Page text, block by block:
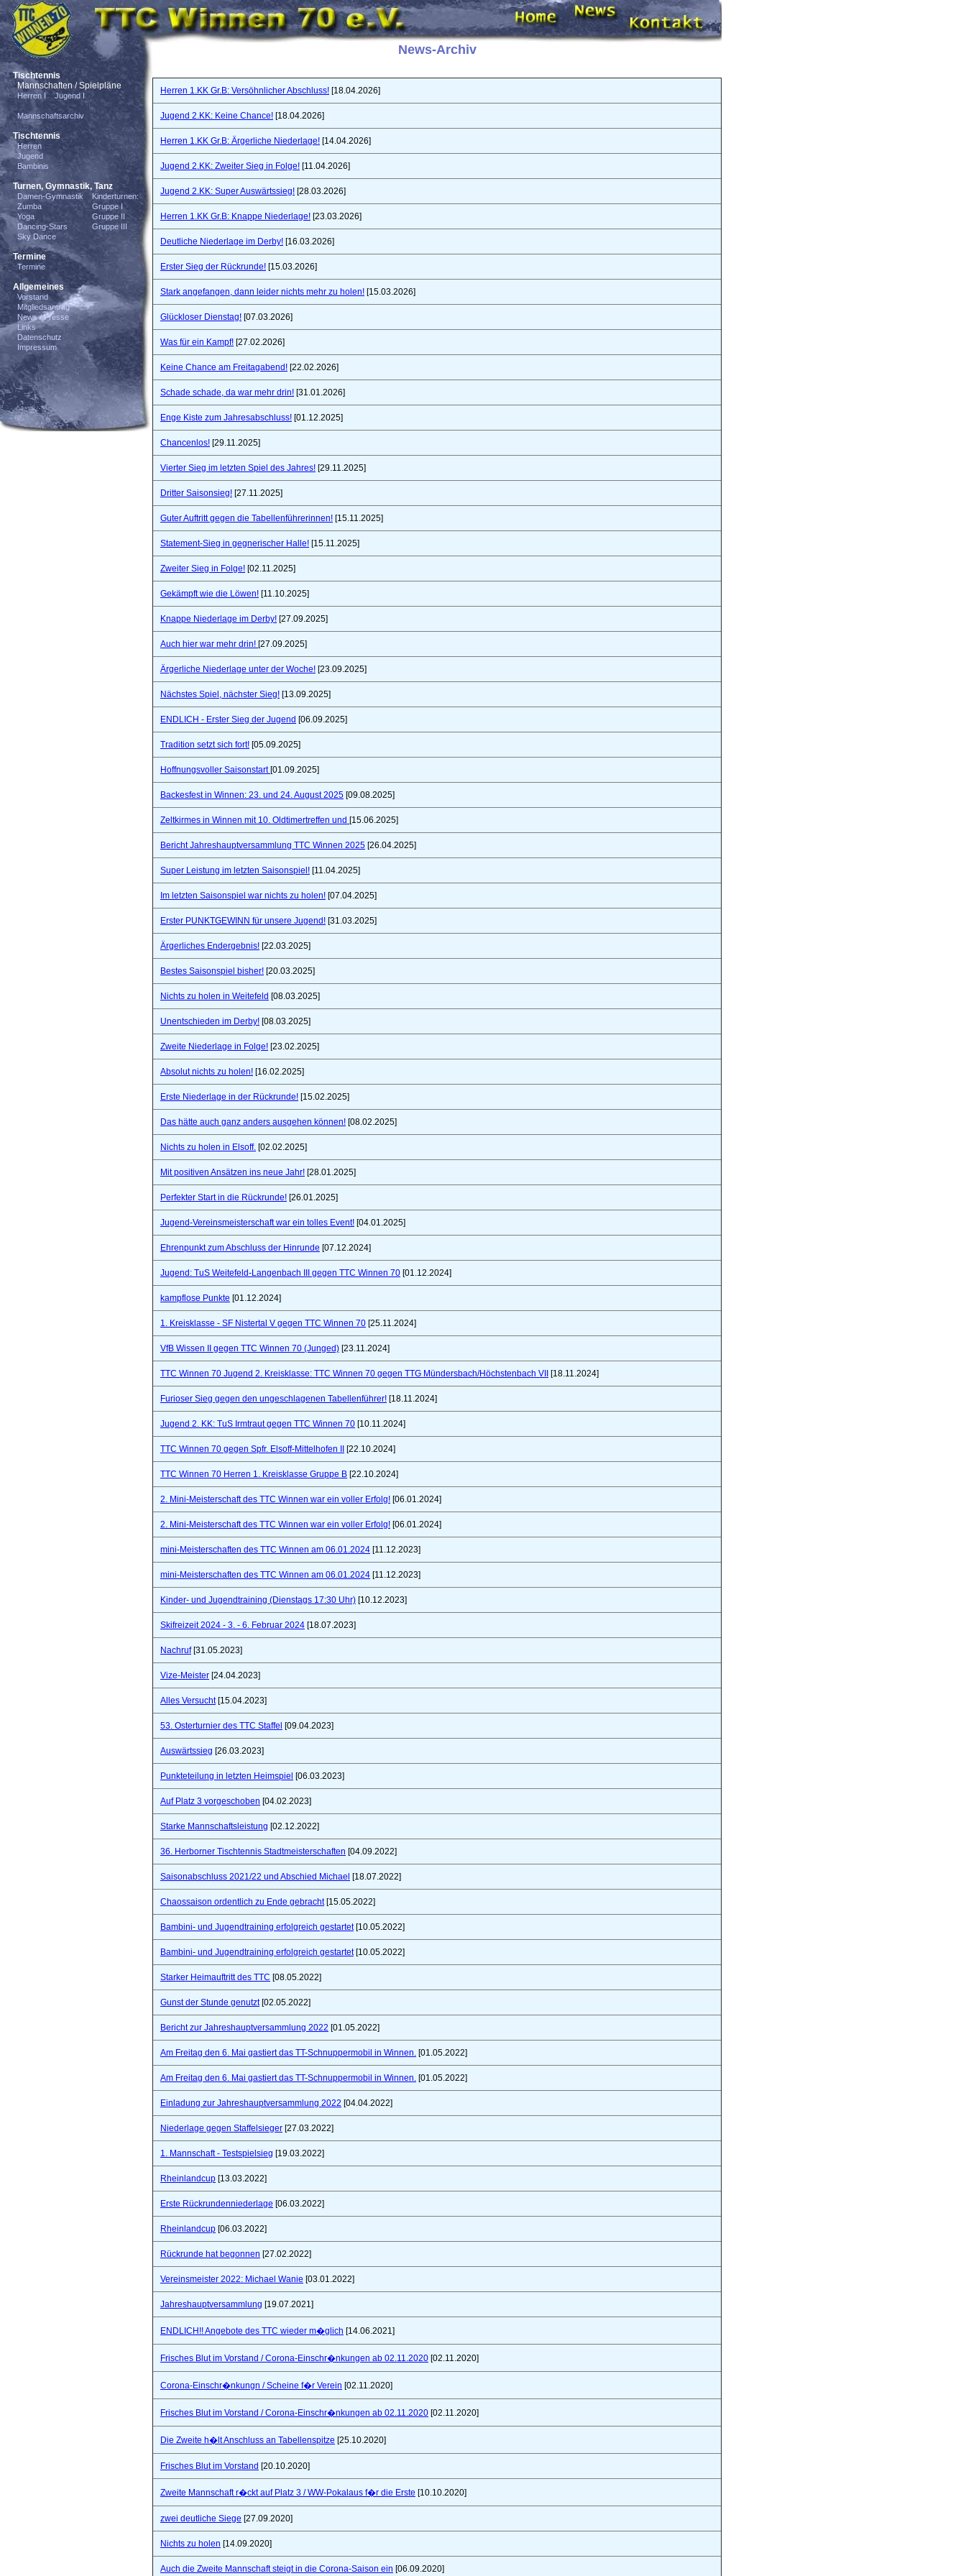
Tischtennis
Mannschaften / Spielpläne
Herren I Jugend I
Mannschaftsarchiv
Tischtennis
Herren
Jugend
Bambinis
Turnen, Gymnastik, Tanz
Damen-Gymnastik
Zumba
Yoga
Dancing-Stars
Sky Dance
Kinderturnen:
Gruppe I
Gruppe II
Gruppe III
Termine
Termine
Allgemeines
Vorstand
Mitgliedsantrag
News / Presse
Links
Datenschutz
Impressum
News-Archiv
Herren 1.KK Gr.B: Versöhnlicher Abschluss! [18.04.2026]
Jugend 2.KK: Keine Chance! [18.04.2026]
Herren 1.KK Gr.B: Ärgerliche Niederlage! [14.04.2026]
Jugend 2.KK: Zweiter Sieg in Folge! [11.04.2026]
Jugend 2.KK: Super Auswärtssieg! [28.03.2026]
Herren 1.KK Gr.B: Knappe Niederlage! [23.03.2026]
Deutliche Niederlage im Derby! [16.03.2026]
Erster Sieg der Rückrunde! [15.03.2026]
Stark angefangen, dann leider nichts mehr zu holen! [15.03.2026]
Glückloser Dienstag! [07.03.2026]
Was für ein Kampf! [27.02.2026]
Keine Chance am Freitagabend! [22.02.2026]
Schade schade, da war mehr drin! [31.01.2026]
Enge Kiste zum Jahresabschluss! [01.12.2025]
Chancenlos! [29.11.2025]
Vierter Sieg im letzten Spiel des Jahres! [29.11.2025]
Dritter Saisonsieg! [27.11.2025]
Guter Auftritt gegen die Tabellenführerinnen! [15.11.2025]
Statement-Sieg in gegnerischer Halle! [15.11.2025]
Zweiter Sieg in Folge! [02.11.2025]
Gekämpft wie die Löwen! [11.10.2025]
Knappe Niederlage im Derby! [27.09.2025]
Auch hier war mehr drin! [27.09.2025]
Ärgerliche Niederlage unter der Woche! [23.09.2025]
Nächstes Spiel, nächster Sieg! [13.09.2025]
ENDLICH - Erster Sieg der Jugend [06.09.2025]
Tradition setzt sich fort! [05.09.2025]
Hoffnungsvoller Saisonstart [01.09.2025]
Backesfest in Winnen: 23. und 24. August 2025 [09.08.2025]
Zeltkirmes in Winnen mit 10. Oldtimertreffen und [15.06.2025]
Bericht Jahreshauptversammlung TTC Winnen 2025 [26.04.2025]
Super Leistung im letzten Saisonspiel! [11.04.2025]
Im letzten Saisonspiel war nichts zu holen! [07.04.2025]
Erster PUNKTGEWINN für unsere Jugend! [31.03.2025]
Ärgerliches Endergebnis! [22.03.2025]
Bestes Saisonspiel bisher! [20.03.2025]
Nichts zu holen in Weitefeld [08.03.2025]
Unentschieden im Derby! [08.03.2025]
Zweite Niederlage in Folge! [23.02.2025]
Absolut nichts zu holen! [16.02.2025]
Erste Niederlage in der Rückrunde! [15.02.2025]
Das hätte auch ganz anders ausgehen können! [08.02.2025]
Nichts zu holen in Elsoff. [02.02.2025]
Mit positiven Ansätzen ins neue Jahr! [28.01.2025]
Perfekter Start in die Rückrunde! [26.01.2025]
Jugend-Vereinsmeisterschaft war ein tolles Event! [04.01.2025]
Ehrenpunkt zum Abschluss der Hinrunde [07.12.2024]
Jugend: TuS Weitefeld-Langenbach III gegen TTC Winnen 70 [01.12.2024]
kampflose Punkte [01.12.2024]
1. Kreisklasse - SF Nistertal V gegen TTC Winnen 70 [25.11.2024]
VfB Wissen II gegen TTC Winnen 70 (Junged) [23.11.2024]
TTC Winnen 70 Jugend 2. Kreisklasse: TTC Winnen 70 gegen TTG Mündersbach/Höchstenbach VII [18.11.2024]
Furioser Sieg gegen den ungeschlagenen Tabellenführer! [18.11.2024]
Jugend 2. KK: TuS Irmtraut gegen TTC Winnen 70 [10.11.2024]
TTC Winnen 70 gegen Spfr. Elsoff-Mittelhofen II [22.10.2024]
TTC Winnen 70 Herren 1. Kreisklasse Gruppe B [22.10.2024]
2. Mini-Meisterschaft des TTC Winnen war ein voller Erfolg! [06.01.2024]
2. Mini-Meisterschaft des TTC Winnen war ein voller Erfolg! [06.01.2024]
mini-Meisterschaften des TTC Winnen am 06.01.2024 [11.12.2023]
mini-Meisterschaften des TTC Winnen am 06.01.2024 [11.12.2023]
Kinder- und Jugendtraining (Dienstags 17:30 Uhr) [10.12.2023]
Skifreizeit 2024 - 3. - 6. Februar 2024 [18.07.2023]
Nachruf[31.05.2023]
Vize-Meister [24.04.2023]
Alles Versucht[15.04.2023]
53. Osterturnier des TTC Staffel [09.04.2023]
Auswärtssieg [26.03.2023]
Punkteteilung in letzten Heimspiel [06.03.2023]
Auf Platz 3 vorgeschoben [04.02.2023]
Starke Mannschaftsleistung [02.12.2022]
36. Herborner Tischtennis Stadtmeisterschaften [04.09.2022]
Saisonabschluss 2021/22 und Abschied Michael [18.07.2022]
Chaossaison ordentlich zu Ende gebracht[15.05.2022]
Bambini- und Jugendtraining erfolgreich gestartet[10.05.2022]
Bambini- und Jugendtraining erfolgreich gestartet[10.05.2022]
Starker Heimauftritt des TTC [08.05.2022]
Gunst der Stunde genutzt[02.05.2022]
Bericht zur Jahreshauptversammlung 2022 [01.05.2022]
Am Freitag den 6. Mai gastiert das TT-Schnuppermobil in Winnen. [01.05.2022]
Am Freitag den 6. Mai gastiert das TT-Schnuppermobil in Winnen. [01.05.2022]
Einladung zur Jahreshauptversammlung 2022 [04.04.2022]
Niederlage gegen Staffelsieger [27.03.2022]
1. Mannschaft - Testspielsieg [19.03.2022]
Rheinlandcup [13.03.2022]
Erste Rückrundenniederlage [06.03.2022]
Rheinlandcup [06.03.2022]
Rückrunde hat begonnen [27.02.2022]
Vereinsmeister 2022: Michael Wanie [03.01.2022]
Jahreshauptversammlung [19.07.2021]
ENDLICH!! Angebote des TTC wieder m�glich [14.06.2021]
Frisches Blut im Vorstand / Corona-Einschr�nkungen ab 02.11.2020 [02.11.2020]
Corona-Einschr�nkungn / Scheine f�r Verein [02.11.2020]
Frisches Blut im Vorstand / Corona-Einschr�nkungen ab 02.11.2020 [02.11.2020]
Die Zweite h�lt Anschluss an Tabellenspitze [25.10.2020]
Frisches Blut im Vorstand [20.10.2020]
Zweite Mannschaft r�ckt auf Platz 3 / WW-Pokalaus f�r die Erste [10.10.2020]
zwei deutliche Siege [27.09.2020]
Nichts zu holen [14.09.2020]
Auch die Zweite Mannschaft steigt in die Corona-Saison ein [06.09.2020]